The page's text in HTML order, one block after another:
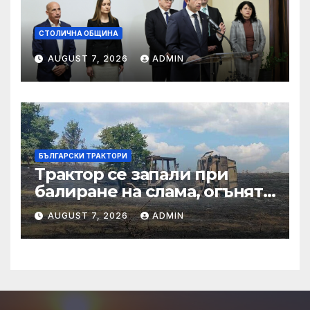
СТОЛИЧНА ОБЩИНА
AUGUST 7, 2026 ADMIN
БЪЛГАРСКИ ТРАКТОРИ
Трактор се запали при
балиране на слама, огънят
засегна гора – Новини
AUGUST 7, 2026 ADMIN